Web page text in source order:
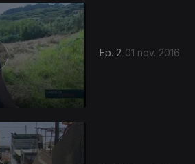
Ep. 2 01 nov. 2016